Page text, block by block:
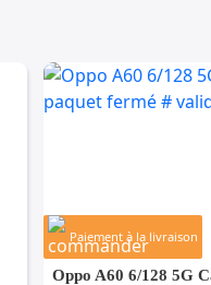
Paiement à la livraison